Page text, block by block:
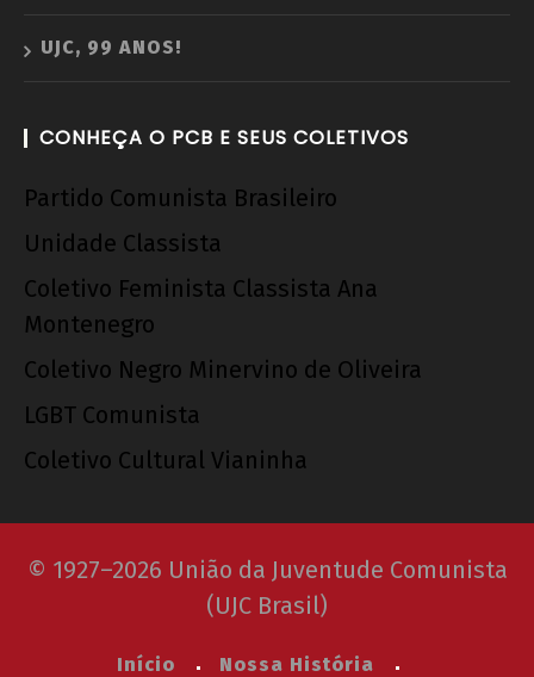
UJC, 99 ANOS!
CONHEÇA O PCB E SEUS COLETIVOS
Partido Comunista Brasileiro
Unidade Classista
Coletivo Feminista Classista Ana
Montenegro
Coletivo Negro Minervino de Oliveira
LGBT Comunista
Coletivo Cultural Vianinha
© 1927–2026 União da Juventude Comunista
(UJC Brasil)
Início Nossa História